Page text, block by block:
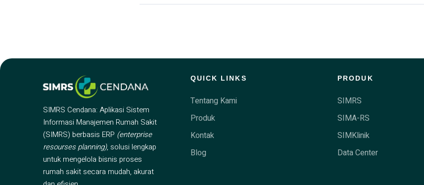
SIMRS Cendana: Aplikasi Sistem
Informasi Manajemen Rumah Sakit
(SIMRS) berbasis ERP (enterprise
resourses planning), solusi lengkap
untuk mengelola bisnis proses
rumah sakit secara mudah, akurat
QUICK LINKS
Tentang Kami
Produk
Kontak
Blog
PRODUK
SIMRS
SIMA-RS
SIMKlinik
Data Center